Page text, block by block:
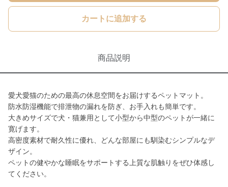
カートに追加する
商品説明
愛犬愛猫のための最高の休息空間をお届けするペットマット。
防水防湿機能で排泄物の漏れを防ぎ、お手入れも簡単です。
大きめサイズで犬・猫兼用として小型から中型のペットが一緒に
寛げます。
高密度素材で耐久性に優れ、どんな部屋にも馴染むシンプルなデ
ザイン。
ペットの健やかな睡眠をサポートする上質な肌触りをぜひ体感し
てください。